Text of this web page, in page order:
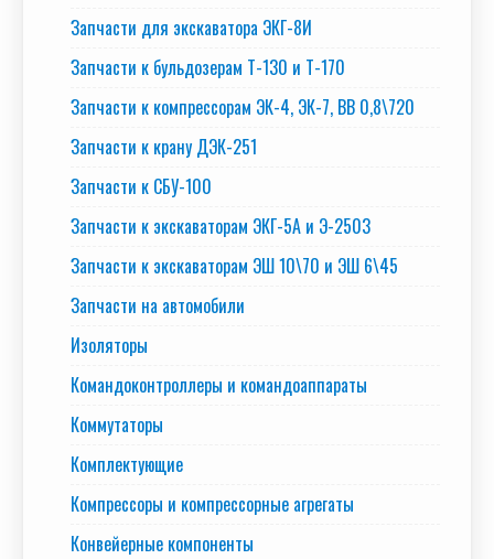
Запчасти для экскаватора ЭКГ-8И
Запчасти к бульдозерам Т-130 и Т-170
Запчасти к компрессорам ЭК-4, ЭК-7, ВВ 0,8\720
Запчасти к крану ДЭК-251
Запчасти к СБУ-100
Запчасти к экскаваторам ЭКГ-5А и Э-2503
Запчасти к экскаваторам ЭШ 10\70 и ЭШ 6\45
Запчасти на автомобили
Изоляторы
Командоконтроллеры и командоаппараты
Коммутаторы
Комплектующие
Компрессоры и компрессорные агрегаты
Конвейерные компоненты